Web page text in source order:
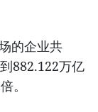
的企业共
882.122万亿
。